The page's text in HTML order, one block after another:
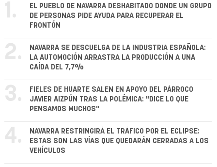
1.
EL PUEBLO DE NAVARRA DESHABITADO DONDE UN GRUPO
DE PERSONAS PIDE AYUDA PARA RECUPERAR EL
FRONTÓN
2.
NAVARRA SE DESCUELGA DE LA INDUSTRIA ESPAÑOLA:
LA AUTOMOCIÓN ARRASTRA LA PRODUCCIÓN A UNA
CAÍDA DEL 7,7%
3.
FIELES DE HUARTE SALEN EN APOYO DEL PÁRROCO
JAVIER AIZPÚN TRAS LA POLÉMICA: "DICE LO QUE
PENSAMOS MUCHOS"
4.
NAVARRA RESTRINGIRÁ EL TRÁFICO POR EL ECLIPSE:
ESTAS SON LAS VÍAS QUE QUEDARÁN CERRADAS A LOS
VEHÍCULOS